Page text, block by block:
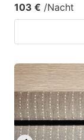
103 € /Nacht